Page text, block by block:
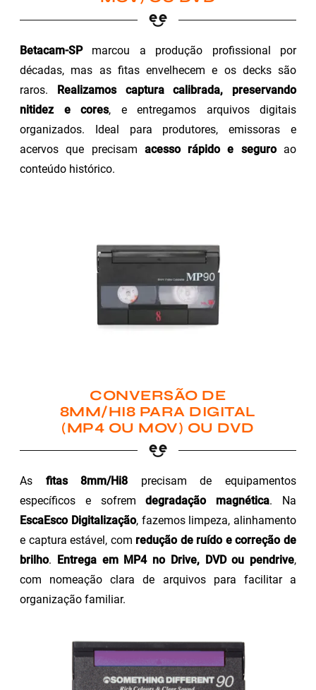
Betacam-SPmarcou a produção profissional por
décadas, mas as fitas envelhecem e os decks são
raros.
Realizamos captura calibrada, preservando
nitidez e cores, e entregamos arquivos digitais
organizados. Ideal para produtores, emissoras e
acervos que precisam acesso rápido e seguroao
conteúdo histórico.
CONVERSÃO DE
8MM/HI8 PARA DIGITAL
(MP4 OU MOV) OU DVD
As fitas 8mm/Hi8 precisam de equipamentos
específicos e sofremdegradação magnética. Na
EscaEsco Digitalização, fazemos limpeza, alinhamento
e captura estável, com redução de ruído e correção de
brilho. Entrega em MP4 no Drive, DVD ou pendrive,
com nomeação clara de arquivos para facilitar a
organização familiar.